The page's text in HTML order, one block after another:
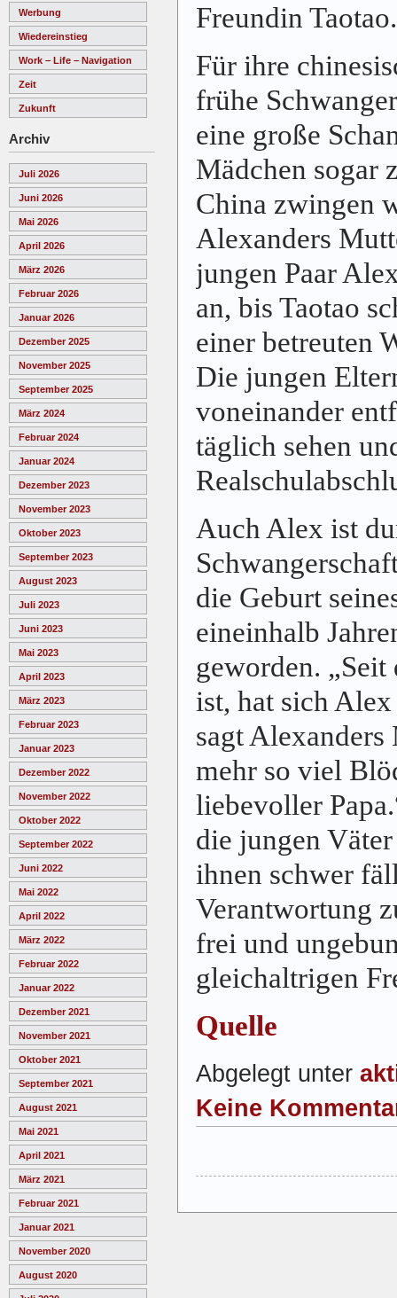
Werbung
Wiedereinstieg
Work – Life – Navigation
Zeit
Zukunft
Archiv
Juli 2026
Juni 2026
Mai 2026
April 2026
März 2026
Februar 2026
Januar 2026
Dezember 2025
November 2025
September 2025
März 2024
Februar 2024
Januar 2024
Dezember 2023
November 2023
Oktober 2023
September 2023
August 2023
Juli 2023
Juni 2023
Mai 2023
April 2023
März 2023
Februar 2023
Januar 2023
Dezember 2022
November 2022
Oktober 2022
September 2022
Juni 2022
Mai 2022
April 2022
März 2022
Februar 2022
Januar 2022
Dezember 2021
November 2021
Oktober 2021
September 2021
August 2021
Mai 2021
April 2021
März 2021
Februar 2021
Januar 2021
November 2020
August 2020
Freundin Taotao.
Für ihre
frühe
eine große
Mädchen sogar
China zwingen
Alexanders
jungen Paar
an, bis Taotao
einer betreuten
Die jungen
voneinander
täglich sehen
Auch Alex ist
die Geburt
eineinhalb
geworden.
ist, hat sich
sagt
mehr so viel
liebevoller
die jungen Väter
ihnen schwer
Verantwortung
frei und
gleichaltrigen
Quelle
Abgelegt unter
Keine